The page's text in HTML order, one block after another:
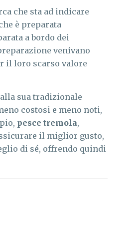
che sta ad indicare
è preparata
a bordo dei
venivano
il loro scarso valore
sua tradizionale
costosi e meno noti,
pesce tremola,
il miglior gusto,
di sé, offrendo quindi